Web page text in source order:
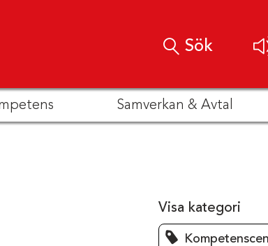
Sök
Samverkan & Avtal
Visa kategori